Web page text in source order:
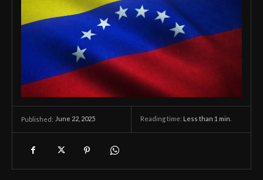
Published: June 22, 2025 Reading time: Less than 1 min.